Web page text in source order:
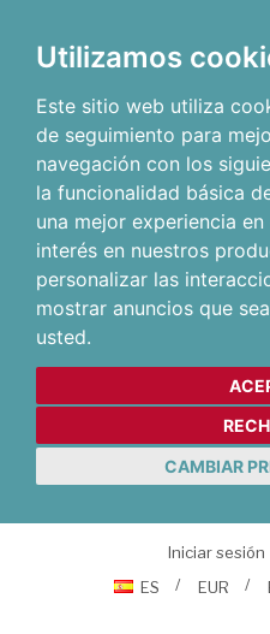
Utilizamos
Este sitio web utiliza
de seguimiento para
navegación con los
la funcionalidad básica
una mejor experiencia
interés en nuestros
personalizar las
mostrar anuncios que
usted.
CAMBIAR
Iniciar sesión
ES
EUR